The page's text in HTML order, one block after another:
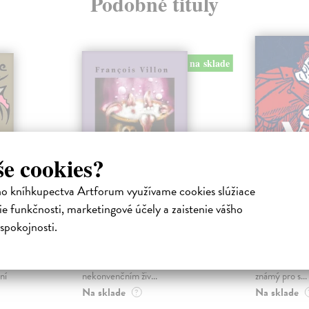
cookies?
kníhkupectva Artforum využívame cookies slúžiace
funkčnosti, marketingové účely a zaistenie vášho
na sklade
Závěť a jiné balady
Villon François
| Kniha
nekonvenčním živ...
Na sklade ?
Tato kniha je
známý pro s...
Na sklade